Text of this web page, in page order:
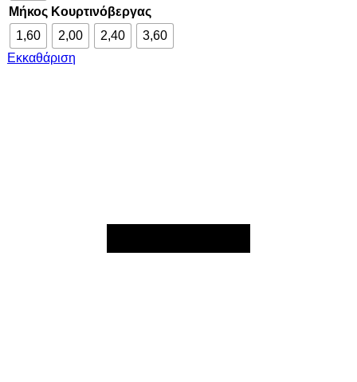
Μήκος Κουρτινόβεργας
1,60
2,00 2,40
3,60
Εκκαθάριση